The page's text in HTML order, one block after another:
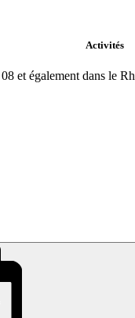
Activités
et également dans le